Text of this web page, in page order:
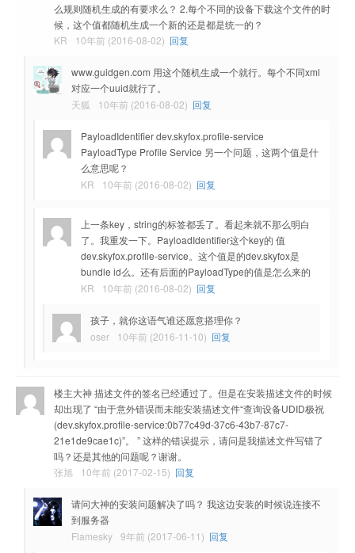
么规则随机生成的有要求么？ 2.每个不同的设备下载这个文件的时
候，这个值都随机生成一个新的还是都是统一的？
KR
10年前 (2016-08-02) 回复
www.guidgen.com 用这个随机生成一个就行。每个不同xml
对应一个uuid就行了。
天狐
10年前 (2016-08-02) 回复
PayloadIdentifier dev.skyfox.profile-service
PayloadType Profile Service 另一个问题，这两个值是什
么意思呢？
KR
10年前 (2016-08-02) 回复
上一条key，string的标签都丢了。看起来就不那么明白
了。我重发一下。PayloadIdentifier这个key的 值
dev.skyfox.profile-service。这个值是的dev.skyfox是
bundle id么。还有后面的PayloadType的值是怎么来的
KR
10年前 (2016-08-02) 回复
孩子，就你这语气谁还愿意搭理你？
oser
10年前 (2016-11-10) 回复
楼主大神 描述文件的签名已经通过了。但是在安装描述文件的时候
却出现了 “由于意外错误而未能安装描述文件“查询设备UDID极祝
(dev.skyfox.profile-service:0b77c49d-37c6-43b7-87c7-
21e1de9cae1c)”。 ” 这样的错误提示，请问是我描述文件写错了
吗？还是其他的问题呢？谢谢。
张旭
10年前 (2017-02-15) 回复
请问大神的安装问题解决了吗？ 我这边安装的时候说连接不
到服务器
Flamesky 9年前 (2017-06-11) 回复